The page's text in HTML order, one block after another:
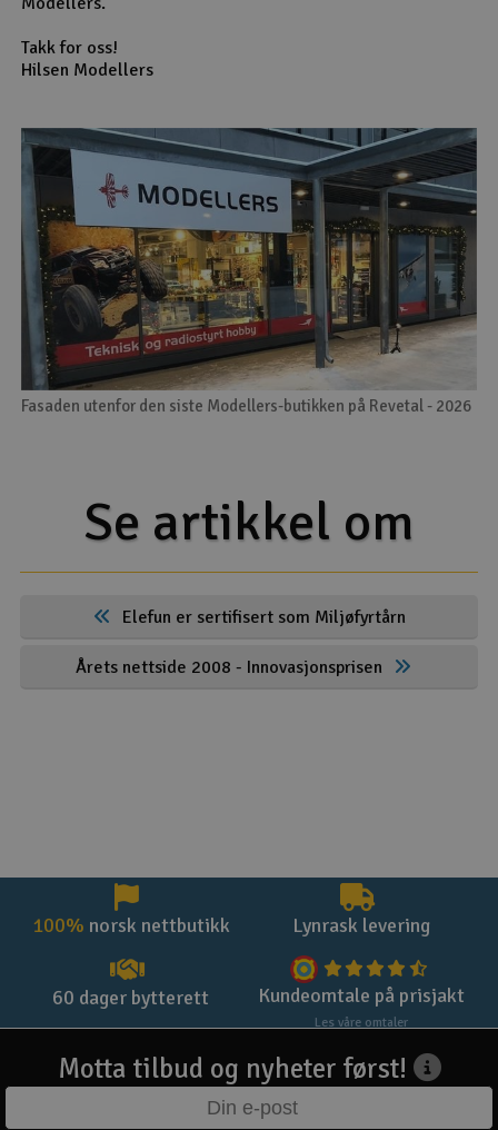
Takk for oss!
Hilsen Modellers
Fasaden utenfor den siste Modellers-butikken på Revetal - 2026
Se artikkel om
Elefun er sertifisert som Miljøfyrtårn
Årets nettside 2008 - Innovasjonsprisen
100% norsk nettbutikk Lynrask levering
60 dager bytterett Kundeomtale på prisjakt
Les våre omtaler
Motta tilbud og nyheter først!